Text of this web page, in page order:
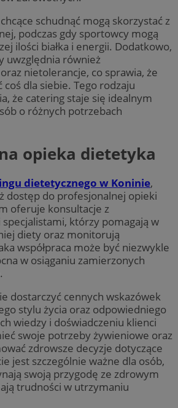
schudnąć mogą skorzystać z
podczas gdy sportowcy mogą
ilości białka i energii. Dodatkowo,
uwzględnia również
nietolerancje, co sprawia, że
coś dla siebie. Tego rodzaju
że catering staje się idealnym
o różnych potrzebach
opieka dietetyka
dietetycznego w Koninie,
dostęp do profesjonalnej opieki
oferuje konsultacje z
którzy pomagają w
diety oraz monitorują
współpraca może być niezwykle
w osiąganiu zamierzonych
dostarczyć cennych wskazówek
stylu życia oraz odpowiedniego
wiedzy i doświadczeniu klienci
swoje potrzeby żywieniowe oraz
zdrowsze decyzje dotyczące
jest szczególnie ważne dla osób,
swoją przygodę ze zdrowym
trudności w utrzymaniu